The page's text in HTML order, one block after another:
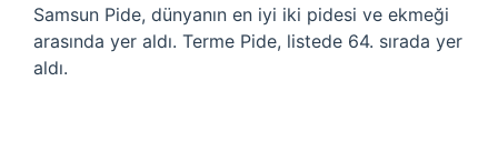
Samsun Pide, dünyanın en iyi iki pidesi ve ekmeği
arasında yer aldı. Terme Pide, listede 64. sırada yer
aldı.